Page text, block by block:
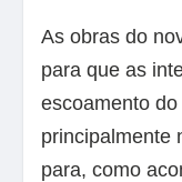
As obras do
para que as
escoamento
principalmente
para, como